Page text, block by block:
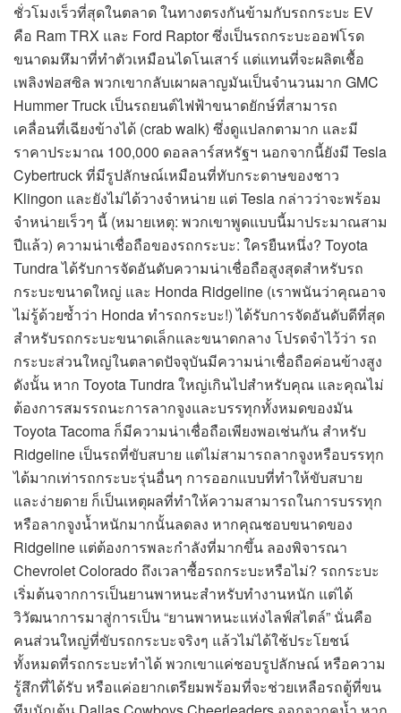
ชั่วโมงเร็วที่สุดในตลาด ในทางตรงกันข้ามกับรถกระบะ EV
คือ Ram TRX และ Ford Raptor ซึ่งเป็นรถกระบะออฟโรด
ขนาดมหึมาที่ทำตัวเหมือนไดโนเสาร์ แต่แทนที่จะผลิตเชื้อ
เพลิงฟอสซิล พวกเขากลับเผาผลาญมันเป็นจำนวนมาก GMC
Hummer Truck เป็นรถยนต์ไฟฟ้าขนาดยักษ์ที่สามารถ
เคลื่อนที่เฉียงข้างได้ (crab walk) ซึ่งดูแปลกตามาก และมี
ราคาประมาณ 100,000 ดอลลาร์สหรัฐฯ นอกจากนี้ยังมี Tesla
Cybertruck ที่มีรูปลักษณ์เหมือนที่ทับกระดาษของชาว
Klingon และยังไม่ได้วางจำหน่าย แต่ Tesla กล่าวว่าจะพร้อม
จำหน่ายเร็วๆ นี้ (หมายเหตุ: พวกเขาพูดแบบนี้มาประมาณสาม
ปีแล้ว) ความน่าเชื่อถือของรถกระบะ: ใครยืนหนึ่ง? Toyota
Tundra ได้รับการจัดอันดับความน่าเชื่อถือสูงสุดสำหรับรถ
กระบะขนาดใหญ่ และ Honda Ridgeline (เราพนันว่าคุณอาจ
ไม่รู้ด้วยซ้ำว่า Honda ทำรถกระบะ!) ได้รับการจัดอันดับดีที่สุด
สำหรับรถกระบะขนาดเล็กและขนาดกลาง โปรดจำไว้ว่า รถ
กระบะส่วนใหญ่ในตลาดปัจจุบันมีความน่าเชื่อถือค่อนข้างสูง
ดังนั้น หาก Toyota Tundra ใหญ่เกินไปสำหรับคุณ และคุณไม่
ต้องการสมรรถนะการลากจูงและบรรทุกทั้งหมดของมัน
Toyota Tacoma ก็มีความน่าเชื่อถือเพียงพอเช่นกัน สำหรับ
Ridgeline เป็นรถที่ขับสบาย แต่ไม่สามารถลากจูงหรือบรรทุก
ได้มากเท่ารถกระบะรุ่นอื่นๆ การออกแบบที่ทำให้ขับสบาย
และง่ายดาย ก็เป็นเหตุผลที่ทำให้ความสามารถในการบรรทุก
หรือลากจูงน้ำหนักมากนั้นลดลง หากคุณชอบขนาดของ
Ridgeline แต่ต้องการพละกำลังที่มากขึ้น ลองพิจารณา
Chevrolet Colorado ถึงเวลาซื้อรถกระบะหรือไม่? รถกระบะ
เริ่มต้นจากการเป็นยานพาหนะสำหรับทำงานหนัก แต่ได้
วิวัฒนาการมาสู่การเป็น “ยานพาหนะแห่งไลฟ์สไตล์” นั่นคือ
คนส่วนใหญ่ที่ขับรถกระบะจริงๆ แล้วไม่ได้ใช้ประโยชน์
ทั้งหมดที่รถกระบะทำได้ พวกเขาแค่ชอบรูปลักษณ์ หรือความ
รู้สึกที่ได้รับ หรือแค่อยากเตรียมพร้อมที่จะช่วยเหลือรถตู้ที่ขน